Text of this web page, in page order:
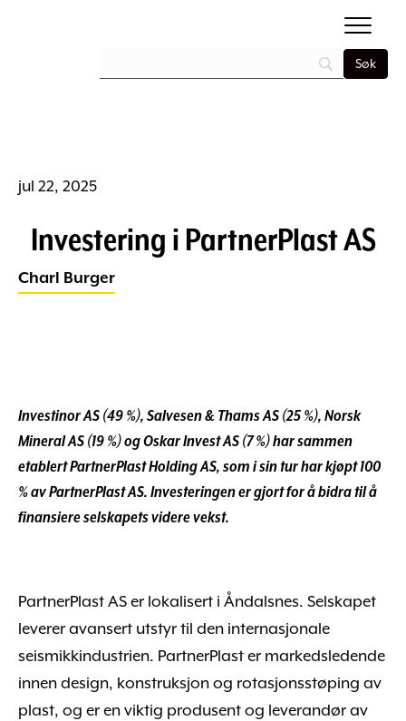
jul 22, 2025
Investering i PartnerPlast AS
Charl Burger
Investinor AS (49 %), Salvesen & Thams AS (25 %), Norsk
Mineral AS (19 %) og Oskar Invest AS (7 %) har sammen
etablert PartnerPlast Holding AS, som i sin tur har kjøpt 100
% av PartnerPlast AS. Investeringen er gjort for å bidra til å
finansiere selskapets videre vekst.
PartnerPlast AS er lokalisert i Åndalsnes. Selskapet
leverer avansert utstyr til den internasjonale
seismikkindustrien. PartnerPlast er markedsledende
innen design, konstruksjon og rotasjonsstøping av
plast, og er en viktig produsent og leverandør av